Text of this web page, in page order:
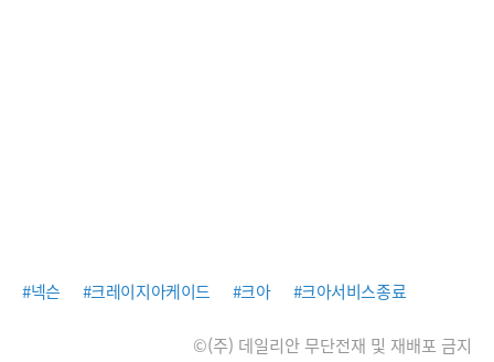
#넥슨 #크레이지아케이드 #크아 #크아서비스종료
©(주) 데일리안 무단전재 및 재배포 금지